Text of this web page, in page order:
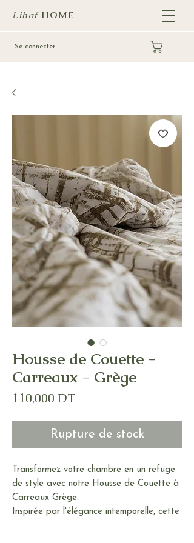
Lihaf HOME
Se connecter
Housse de Couette -
Carreaux - Grège
110,000 DTPrix
Rupture de stock
Transformez votre chambre en un refuge
de style avec notre Housse de Couette à
Carreaux Grège.
Inspirée par l'élégance intemporelle, cette